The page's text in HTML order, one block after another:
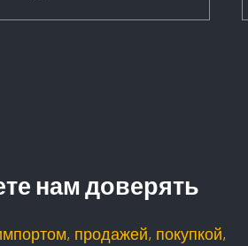
нам доверять
продажей, покупкой,